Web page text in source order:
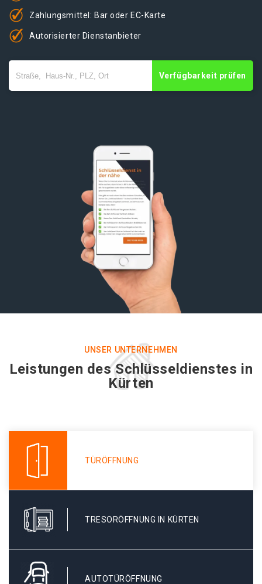
Zahlungsmittel: Bar oder EC-Karte
Autorisierter Dienstanbieter
Verfügbarkeit prüfen
UNSER UNTERNEHMEN
Leistungen des Schlüsseldienstes in
Kürten
TÜRÖFFNUNG
TRESORÖFFNUNG IN KÜRTEN
AUTOTÜRÖFFNUNG